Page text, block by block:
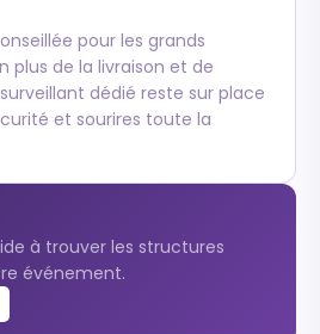
pour les grands
plus de la livraison et de
dédié reste sur place
et sourires toute la
à trouver les structures
événement.